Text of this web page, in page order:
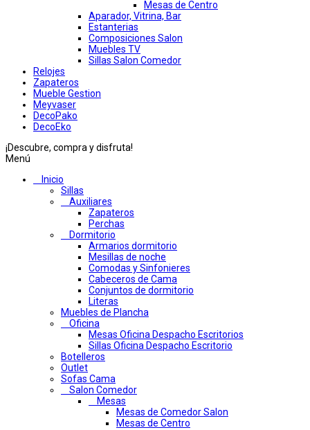
Mesas de Centro
Aparador, Vitrina, Bar
Estanterias
Composiciones Salon
Muebles TV
Sillas Salon Comedor
Relojes
Zapateros
Mueble Gestion
Meyvaser
DecoPako
DecoEko
¡Descubre, compra y disfruta!
Menú
Inicio
Sillas
Auxiliares
Zapateros
Perchas
Dormitorio
Armarios dormitorio
Mesillas de noche
Comodas y Sinfonieres
Cabeceros de Cama
Conjuntos de dormitorio
Literas
Muebles de Plancha
Oficina
Mesas Oficina Despacho Escritorios
Sillas Oficina Despacho Escritorio
Botelleros
Outlet
Sofas Cama
Salon Comedor
Mesas
Mesas de Comedor Salon
Mesas de Centro